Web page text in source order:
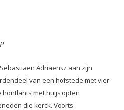
Adriaensz aan zijn
van een hofstede met vier
met huijs opten
die kerck. Voorts